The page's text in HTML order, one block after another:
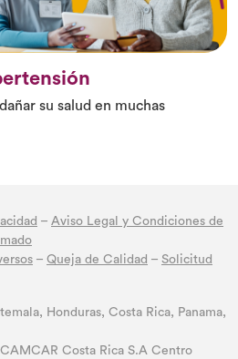
su salud en muchas
– Aviso Legal y Condiciones de
– Queja de Calidad – Solicitud
Honduras, Costa Rica, Panama,
Costa Rica S.A Centro